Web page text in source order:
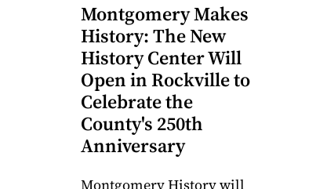
Montgomery Makes
History: The New
History Center Will
Open in Rockville to
Celebrate the
County's 250th
Anniversary
Montgomery History will